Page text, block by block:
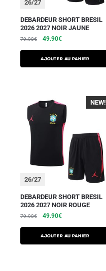
26/27
DEBARDEUR SHORT BRESIL
2026 2027 NOIR JAUNE
79.90€ 49.90€
AJOUTER AU PANIER
26/27
NEW!
DEBARDEUR SHORT BRESIL
2026 2027 NOIR ROUGE
79.90€ 49.90€
AJOUTER AU PANIER